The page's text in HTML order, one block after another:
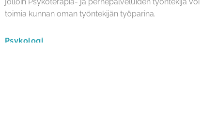
toimia kunnan oman työntekijän työparina.
Psykologi